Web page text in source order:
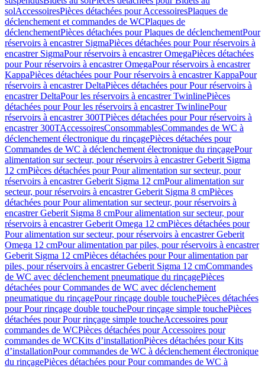
solAccessoiresPièces détachées pour AccessoiresPlaques de
déclenchement et commandes de WCPlaques de
déclenchementPièces détachées pour Plaques de déclenchementPour
réservoirs à encastrer SigmaPièces détachées pour Pour réservoirs à
encastrer SigmaPour réservoirs à encastrer OmegaPièces détachées
pour Pour réservoirs à encastrer OmegaPour réservoirs à encastrer
KappaPièces détachées pour Pour réservoirs à encastrer KappaPour
réservoirs à encastrer DeltaPièces détachées pour Pour réservoirs à
encastrer DeltaPour les réservoirs à encastrer TwinlinePièces
détachées pour Pour les réservoirs à encastrer TwinlinePour
réservoirs à encastrer 300TPièces détachées pour Pour réservoirs à
encastrer 300TAccessoiresConsommablesCommandes de WC à
déclenchement électronique du rinçagePièces détachées pour
Commandes de WC à déclenchement électronique du rinçagePour
alimentation sur secteur, pour réservoirs à encastrer Geberit Sigma
12 cmPièces détachées pour Pour alimentation sur secteur, pour
réservoirs à encastrer Geberit Sigma 12 cmPour alimentation sur
secteur, pour réservoirs à encastrer Geberit Sigma 8 cmPièces
détachées pour Pour alimentation sur secteur, pour réservoirs à
encastrer Geberit Sigma 8 cmPour alimentation sur secteur, pour
réservoirs à encastrer Geberit Omega 12 cmPièces détachées pour
Pour alimentation sur secteur, pour réservoirs à encastrer Geberit
Omega 12 cmPour alimentation par piles, pour réservoirs à encastrer
Geberit Sigma 12 cmPièces détachées pour Pour alimentation par
piles, pour réservoirs à encastrer Geberit Sigma 12 cmCommandes
de WC avec déclenchement pneumatique du rinçagePièces
détachées pour Commandes de WC avec déclenchement
pneumatique du rinçagePour rinçage double touchePièces détachées
pour Pour rinçage double touchePour rinçage simple touchePièces
détachées pour Pour rinçage simple toucheAccessoires pour
commandes de WCPièces détachées pour Accessoires pour
commandes de WCKits d’installationPièces détachées pour Kits
d’installationPour commandes de WC à déclenchement électronique
du rinçagePièces détachées pour Pour commandes de WC à